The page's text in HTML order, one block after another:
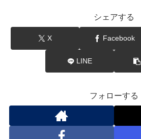
シェアする
X Facebook
LINE
フォローする